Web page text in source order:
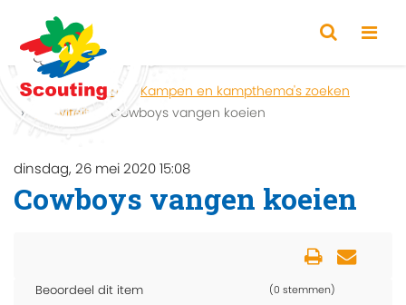
Home Zoeken
Kampen en kampthema's zoeken
Activiteit
Cowboys vangen koeien
dinsdag, 26 mei 2020 15:08
Cowboys vangen koeien
Beoordeel dit item (0 stemmen)